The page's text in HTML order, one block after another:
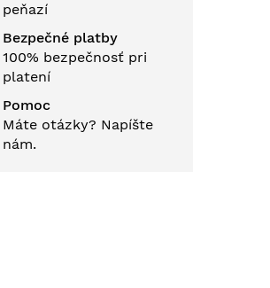
peňazí
Bezpečné platby
100% bezpečnosť pri
platení
Pomoc
Máte otázky? Napíšte
nám.